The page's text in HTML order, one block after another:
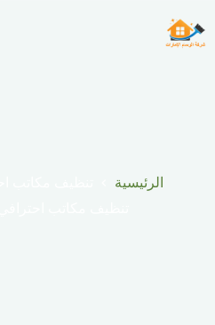
إلى
المحتوى
الرئيسية